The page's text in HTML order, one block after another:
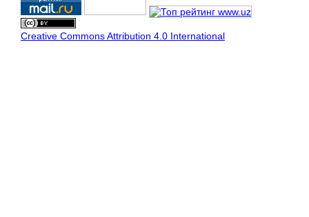
Creative Commons Attribution 4.0 International